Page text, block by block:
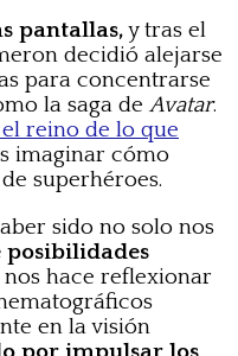
pantallas,y tras el
decidió alejarse
para concentrarse
la saga deAvatar.
reino de lo que
imaginar cómo
superhéroes.
sido no solo nos
posibilidades
hace reflexionar
en la visión